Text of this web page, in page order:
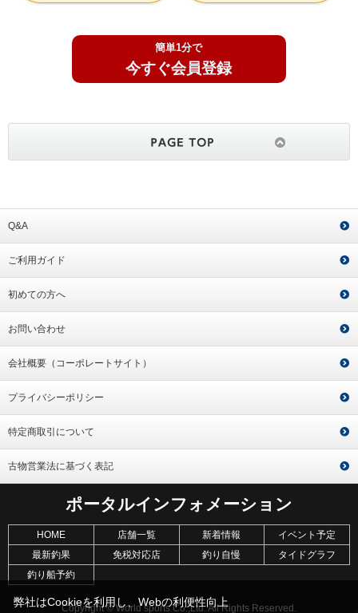
簡単1分で
今すぐ会員登録
Q&A
ご利用ガイド
初めての方へ
お問い合わせ
会社概要（コーポレートサイト）
プライバシーポリシー
特定商取引について
古物営業法に基づく表記
ポータルインフォメーション
HOME 店舗一覧 新着情報
イベント予定
最新釣果
免税対応店 釣り自慢
タイドグラフ
釣り船予約
Copyright © World sports Co.,Ltd. All Rights Reserved.
弊社はCookieを利用し、Webの利便性向上